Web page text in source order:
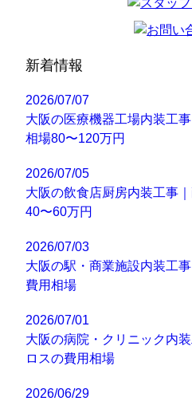
新着情報
2026/07/07
大阪の医療機器工場内装工
相場80〜120万円
2026/07/05
大阪の飲食店厨房内装工事
40〜60万円
2026/07/03
大阪の駅・商業施設内装工
費用相場
2026/07/01
大阪の病院・クリニック内
ロスの費用相場
2026/06/29